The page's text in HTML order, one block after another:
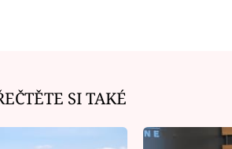
SI TAKÉ